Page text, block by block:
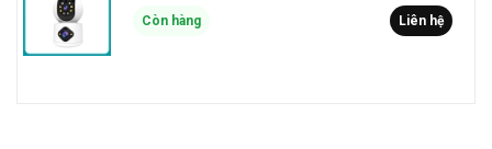
Còn hàng Liên hệ